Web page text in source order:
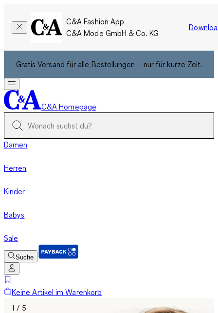
C&A Fashion App
C&A Mode GmbH & Co. KG
Gratis Versand für alle Bestellungen – nur für kurze Zeit.
C&A Homepage
Damen
Herren
Kinder
Babys
Sale
Suche
Keine Artikel im Warenkorb
1 / 5